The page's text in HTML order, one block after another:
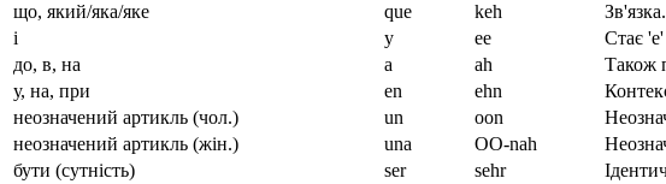
що, який/яка/яке
que keh
і
y ee
Стає
до, в, на
a ah
Також
у, на, при
en ehn
неозначений артикль (чол.)
un oon
неозначений артикль (жін.)
una OO-nah
бути (сутність)
ser sehr